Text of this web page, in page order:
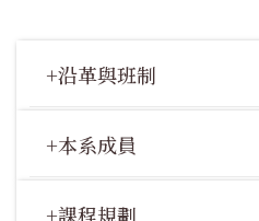
+沿革與班制
+本系成員
+課程規劃